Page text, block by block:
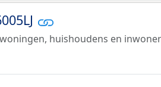
huishoudens en